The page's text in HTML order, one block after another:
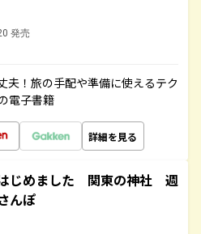
発売
夫！旅の手配や準備に使えるテク
電子書籍
詳細を見る
じめました 関東の神社 週
んぽ